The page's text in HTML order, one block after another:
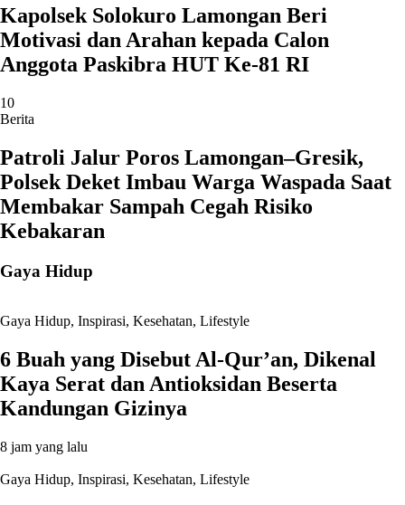
Kapolsek Solokuro Lamongan Beri
Motivasi dan Arahan kepada Calon
Anggota Paskibra HUT Ke-81 RI
10
Berita
Patroli Jalur Poros Lamongan–Gresik,
Polsek Deket Imbau Warga Waspada Saat
Membakar Sampah Cegah Risiko
Kebakaran
Gaya Hidup
Gaya Hidup, Inspirasi, Kesehatan, Lifestyle
6 Buah yang Disebut Al-Qur’an, Dikenal
Kaya Serat dan Antioksidan Beserta
Kandungan Gizinya
8 jam yang lalu
Gaya Hidup, Inspirasi, Kesehatan, Lifestyle